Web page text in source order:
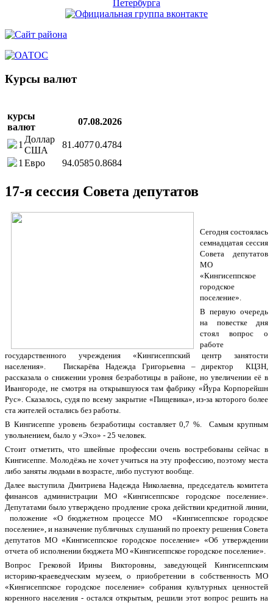
Курсы валют
курсы
валют
07.08.2026
1
Доллар
США
81.40770.4784
1 Евро 94.05850.8684
17-я сессия Совета депутатов
Сегодня состоялась
семнадцатая сессия
Совета депутатов
МО
«Кингисеппское
городское
поселение».
В первую очередь
на повестке дня
стоял вопрос о
работе
государственного учреждения «Кингисеппский центр занятости
населения». Пискарёва Надежда Григорьевна – директор КЦЗН,
рассказала о снижении уровня безработицы в районе, но увеличении её в
Ивангороде, не смотря на открывшуюся там фабрику «Йура Корпорейшн
Рус». Сказалось, судя по всему закрытие «Пищевика», из-за которого более
ста жителей остались без работы.
В Кингисеппе уровень безработицы составляет 0,7 %. Самым крупным
увольнением, было у «Эхо» - 25 человек.
Стоит отметить, что швейные профессии очень востребованы сейчас в
Кингисеппе. Молодёжь не хочет учиться на эту профессию, поэтому места
либо заняты людьми в возрасте, либо пустуют вообще.
Далее выступила Дмитриева Надежда Николаевна, председатель комитета
финансов администрации МО «Кингисеппское городское поселение».
Депутатами было утверждено продление срока действии кредитной линии,
положение «О бюджетном процессе МО «Кингисеппское городское
поселение», и назначение публичных слушаний по проекту решения Совета
депутатов МО «Кингисеппское городское поселение» «Об утверждении
отчета об исполнении бюджета МО «Кингисеппское городское поселение».
Вопрос Грековой Ирины Викторовны, заведующей Кингисеппским
историко-краеведческим музеем, о приобретении в собственность МО
«Кингисеппское городское поселение» собрания культурных ценностей
коренного населения - остался открытым, решили этот вопрос решить на